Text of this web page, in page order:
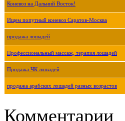
Коневоз на Дальний Восток!
Ищем попутный коневоз Саратов-Москва
продажа лошадей
Профессиональный массаж, терапия лошадей
Продажа ЧК лошадей
продажа арабских лошадей разных возрастов
Комментарии